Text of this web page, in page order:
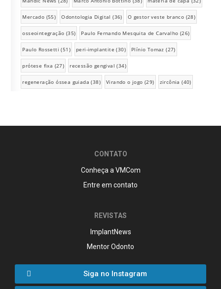
Mercado (55) Odontologia Digital (36) O gestor veste branco (28)
osseointegração (35) Paulo Fernando Mesquita de Carvalho (26)
Paulo Rossetti (51) peri-implantite (30) Plínio Tomaz (27)
prótese fixa (27) recessão gengival (34)
regeneração óssea guiada (38) Virando o jogo (29) zircônia (40)
CONTATO
Conheça a VMCom
Entre em contato
REVISTAS
ImplantNews
Mentor Odonto
Siga no Instagram